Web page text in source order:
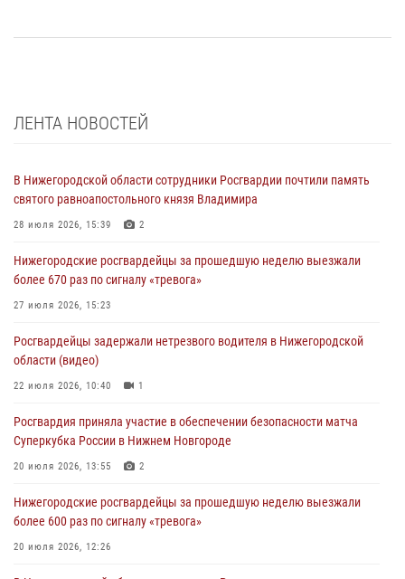
ЛЕНТА НОВОСТЕЙ
В Нижегородской области сотрудники Росгвардии почтили память
святого равноапостольного князя Владимира
28 июля 2026, 15:39 2
Нижегородские росгвардейцы за прошедшую неделю выезжали
более 670 раз по сигналу «тревога»
27 июля 2026, 15:23
Росгвардейцы задержали нетрезвого водителя в Нижегородской
области (видео)
22 июля 2026, 10:40 1
Росгвардия приняла участие в обеспечении безопасности матча
Суперкубка России в Нижнем Новгороде
20 июля 2026, 13:55 2
Нижегородские росгвардейцы за прошедшую неделю выезжали
более 600 раз по сигналу «тревога»
20 июля 2026, 12:26